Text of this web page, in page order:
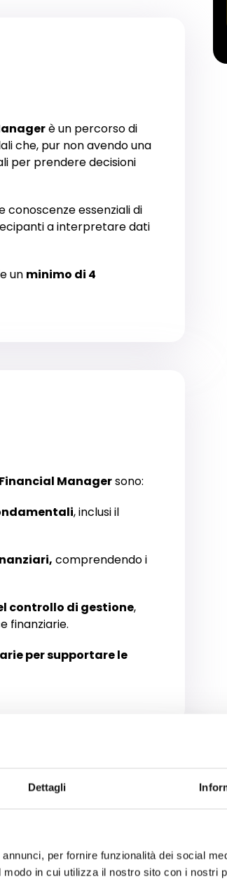
Dettagli
per fornire funzionalità dei social
in cui utilizza il nostro sito con i nostri
è un percorso di
che, pur non avendo una
per prendere decisioni
essenziali di
a interpretare dati
un minimo di 4
Managersono:
,inclusi il
comprendendo i
controllo di gestione,
finanziarie.
per supportare le
sono: